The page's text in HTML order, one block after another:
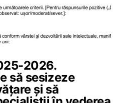
2026.
să sesizeze
și să